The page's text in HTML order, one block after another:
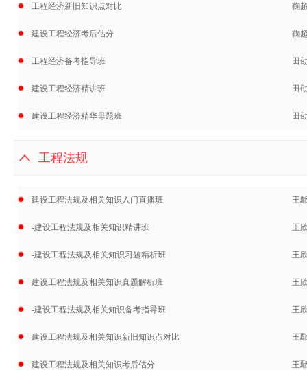
工程经济新旧知识点对比 鞠
建设工程经济考后估分 鞠
工程经济备考指导班 田
建设工程经济精讲班 田
建设工程经济精华母题班 田
工程法规
建设工程法规及相关知识入门直播班 王
-建设工程法规及相关知识精讲班 王
-建设工程法规及相关知识习题精析班 王
建设工程法规及相关知识真题解析班 王
-建设工程法规及相关知识备考指导班 王
建设工程法规及相关知识新旧知识点对比 王
建设工程法规及相关知识考后估分 王